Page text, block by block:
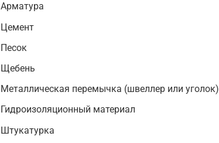
Арматура
Цемент
Песок
Щебень
Металлическая перемычка (швеллер или уголок)
Гидроизоляционный материал
Штукатурка